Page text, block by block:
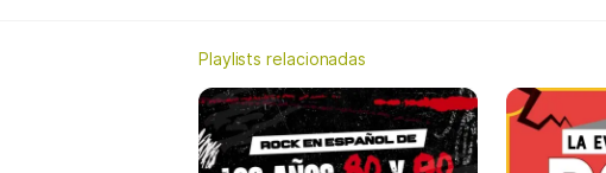
Playlists relacionadas